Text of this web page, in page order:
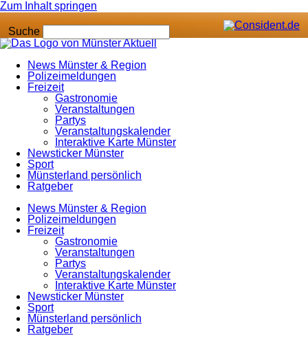
Zum Inhalt springen
Suche
News Münster & Region
Polizeimeldungen
Freizeit
Gastronomie
Veranstaltungen
Partys
Veranstaltungskalender
Interaktive Karte Münster
Newsticker Münster
Sport
Münsterland persönlich
Ratgeber
News Münster & Region
Polizeimeldungen
Freizeit
Gastronomie
Veranstaltungen
Partys
Veranstaltungskalender
Interaktive Karte Münster
Newsticker Münster
Sport
Münsterland persönlich
Ratgeber